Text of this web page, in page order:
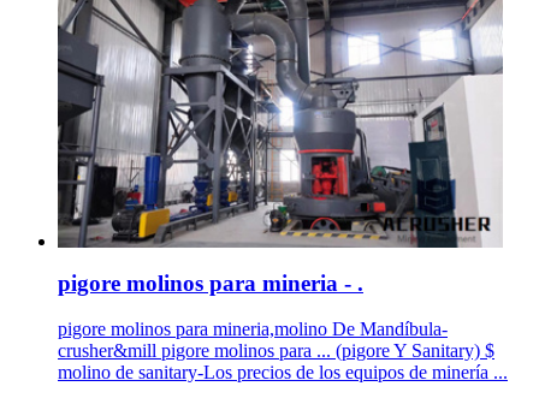
pigore molinos para mineria - .
pigore molinos para mineria,molino De Mandíbula-
crusher&mill pigore molinos para ... (pigore Y Sanitary) $
molino de sanitary-Los precios de los equipos de minería ...